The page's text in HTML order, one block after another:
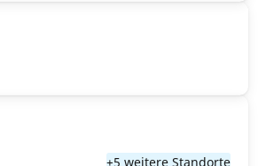
+5 weitere Standorte